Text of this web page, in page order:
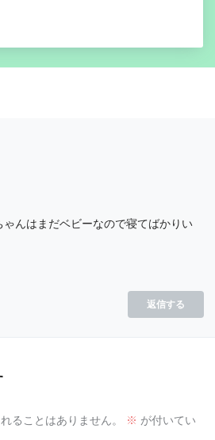
んはまだベビーなので寝てばかりい
返信する
ることはありません。 ※ が付いてい